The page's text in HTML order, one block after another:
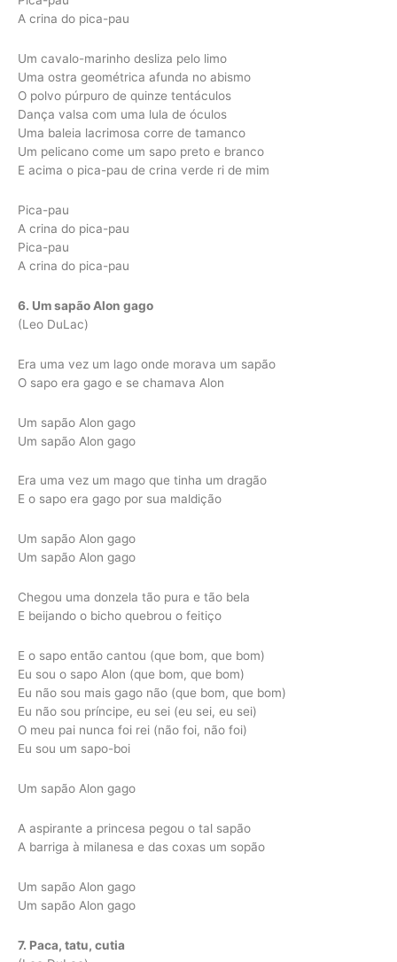
A crina do pica-pau
Um cavalo-marinho desliza pelo limo
Uma ostra geométrica afunda no abismo
O polvo púrpuro de quinze tentáculos
Dança valsa com uma lula de óculos
Uma baleia lacrimosa corre de tamanco
Um pelicano come um sapo preto e branco
E acima o pica-pau de crina verde ri de mim
Pica-pau
A crina do pica-pau
Pica-pau
A crina do pica-pau
6. Um sapão Alon gago
(Leo DuLac)
Era uma vez um lago onde morava um sapão
O sapo era gago e se chamava Alon
Um sapão Alon gago
Um sapão Alon gago
Era uma vez um mago que tinha um dragão
E o sapo era gago por sua maldição
Um sapão Alon gago
Um sapão Alon gago
Chegou uma donzela tão pura e tão bela
E beijando o bicho quebrou o feitiço
E o sapo então cantou (que bom, que bom)
Eu sou o sapo Alon (que bom, que bom)
Eu não sou mais gago não (que bom, que bom)
Eu não sou príncipe, eu sei (eu sei, eu sei)
O meu pai nunca foi rei (não foi, não foi)
Eu sou um sapo-boi
Um sapão Alon gago
A aspirante a princesa pegou o tal sapão
A barriga à milanesa e das coxas um sopão
Um sapão Alon gago
Um sapão Alon gago
7. Paca, tatu, cutia